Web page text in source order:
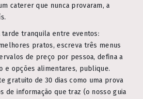
caterer que nunca provaram, a
tarde tranquila entre eventos:
pratos, escreva três menus
de preço por pessoa, defina a
e opções alimentares, publique.
gratuito de 30 dias como uma prova
de informação que traz (o nosso guia